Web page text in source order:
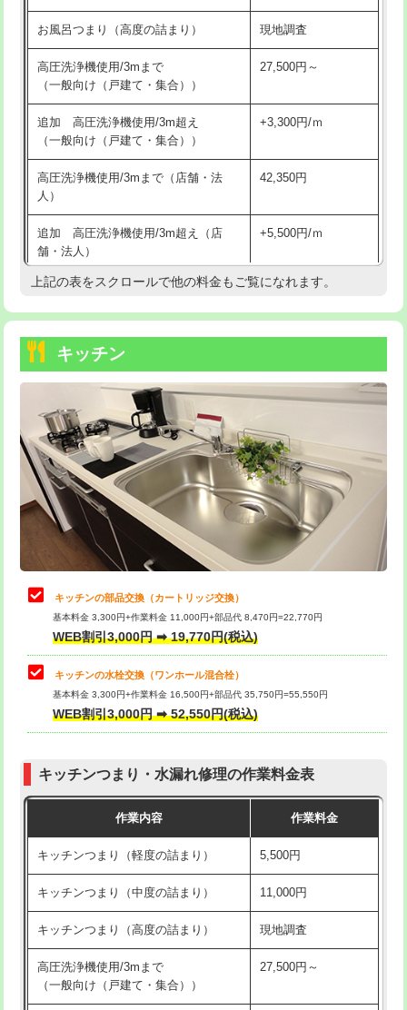
交換・取付(混合水栓（壁付・デッキ
式・ワンホール）)
16,500円+材料費
交換・取付(排水栓・排水トラップ
（P/S/ポップアップ））
22,000円+材料費
交換・取付（その他部品） 11,000円+材料費
持込商品取付（単水栓） 13,200円
持込商品取付（混合水栓）
持込商品取付（浄水器・分岐水栓） 16,500円
持込商品取付（温水洗浄便座） 22,000円
持込商品取付（普通便座⇔温水洗浄便
22,000円
給水管工事※（ホール加工)
給水管工事※（バンド止め) 3,300円
給水管工事※（支持金具設置) 5,500円
給水管工事※（保温材使用（バンド止
め込み）)
5,500円
給水管工事※（土の掘削・埋め戻し作
11,000円
給水管工事※（塩ビ管（VP・HI）使
用/3ｍまで)
給水管工事※（塩ビ管（VP・HI）使
用（追加）/3ｍ超え)
給水管工事※（ライニング鋼管・銅
管・ポリ管・HT管使用/3ｍまで)
44,000円
管・ポリ管・HT管使用/3ｍ超え)
排水管工事（土の掘削・埋め戻し作
11,000円~
排水管工事（排水管工事/3ｍまで） 55,000円
排水管工事（追加 排水管工事/3ｍ超
+11,000円
マス交換（土の掘削・埋め戻し作業）
マス交換（深さ50㎝未満）
お風呂つまり（高度の詰まり） 現地調査
高圧洗浄機使用/3mまで
（一般向け（戸建て・集合））
27,500円～
追加 高圧洗浄機使用/3m超え
（一般向け（戸建て・集合））
+3,300円/ｍ
高圧洗浄機使用/3mまで（店舗・法
人）
42,350円
追加 高圧洗浄機使用/3m超え（店
舗・法人）
+5,500円/ｍ
高度高圧洗浄換 現地調査
トーラー機使用/3mまで
追加トーラー機使用/3m超え +3,300円
カメラ調査 33,000円
桝清掃 8,800円
止水・漏水調査・防水処理・清掃・修
理・調整・分解・加工など（軽作業）
11,000円
止水・漏水調査・防水処理・清掃・修
理・調整・分解・加工など（中作業）
22,000円
止水・漏水調査・防水処理・清掃・修
理・調整・分解・加工など（重作業）
33,000円
お風呂タンク脱着
その他部品の脱着
式・ワンホール）)
交換・取付(排水栓・排水トラップ
22,000円+材料費
持込商品取付（単水栓）
上記の表をスクロールで他の料金もご覧になれます。
キッチン
キッチンの部品交換（カートリッジ交換）
基本料金 3,300円+作業料金 11,000円+部品代 8,470円=22,770円
WEB割引3,000円 ➡ 19,770円(税込)
キッチンの水栓交換（ワンホール混合栓）
基本料金 3,300円+作業料金 16,500円+部品代 35,750円=55,550円
WEB割引3,000円 ➡ 52,550円(税込)
キッチンつまり・水漏れ修理の作業料金表
作業内容 作業料金
キッチンつまり（軽度の詰まり） 5,500円
キッチンつまり（中度の詰まり） 11,000円
キッチンつまり（高度の詰まり） 現地調査
高圧洗浄機使用/3mまで
（一般向け（戸建て・集合））
27,500円～